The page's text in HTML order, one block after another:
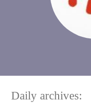
Daily archives: